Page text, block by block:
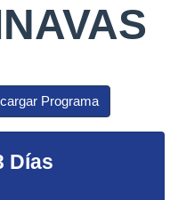
Programa
Días